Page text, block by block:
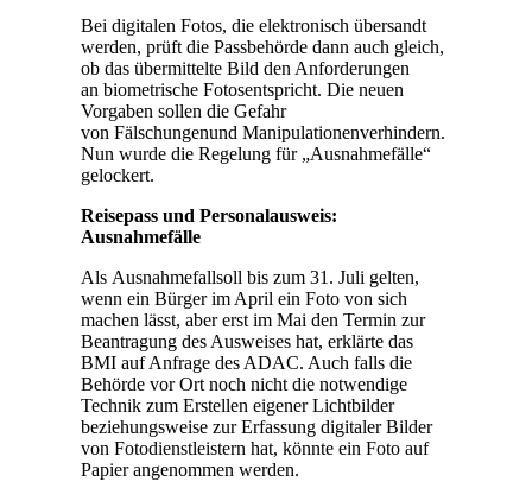
Bei digitalen Fotos, die elektronisch übersandt
werden, prüft die Passbehörde dann auch gleich,
ob das übermittelte Bild den Anforderungen
an biometrische Fotosentspricht. Die neuen
Vorgaben sollen die Gefahr
von Fälschungenund Manipulationenverhindern.
Nun wurde die Regelung für „Ausnahmefälle“
gelockert.
Reisepass und Personalausweis:
Ausnahmefälle
Als Ausnahmefallsoll bis zum 31. Juli gelten,
wenn ein Bürger im April ein Foto von sich
machen lässt, aber erst im Mai den Termin zur
Beantragung des Ausweises hat, erklärte das
BMI auf Anfrage des ADAC. Auch falls die
Behörde vor Ort noch nicht die notwendige
Technik zum Erstellen eigener Lichtbilder
beziehungsweise zur Erfassung digitaler Bilder
von Fotodienstleistern hat, könnte ein Foto auf
Papier angenommen werden.